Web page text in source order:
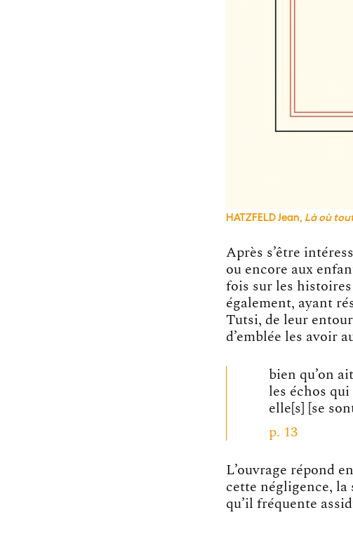
HATZFELD Jean, Là où
Après s’être
ou encore aux
fois sur les histoires
également, ayant
Tutsi, de leur
d’emblée les avoir
bien qu’on
les échos
elle[s] [se
p. 13
L’ouvrage répond
cette négligence, la
qu’il fréquente